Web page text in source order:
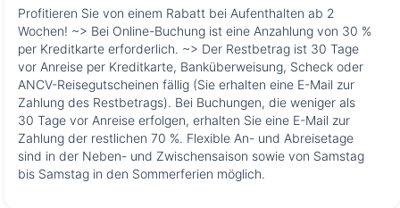
Profitieren Sie von einem Rabatt bei Aufenthalten ab 2
Wochen! ~> Bei Online-Buchung ist eine Anzahlung von 30 %
per Kreditkarte erforderlich. ~> Der Restbetrag ist 30 Tage
vor Anreise per Kreditkarte, Banküberweisung, Scheck oder
ANCV-Reisegutscheinen fällig (Sie erhalten eine E-Mail zur
Zahlung des Restbetrags). Bei Buchungen, die weniger als
30 Tage vor Anreise erfolgen, erhalten Sie eine E-Mail zur
Zahlung der restlichen 70 %. Flexible An- und Abreisetage
sind in der Neben- und Zwischensaison sowie von Samstag
bis Samstag in den Sommerferien möglich.